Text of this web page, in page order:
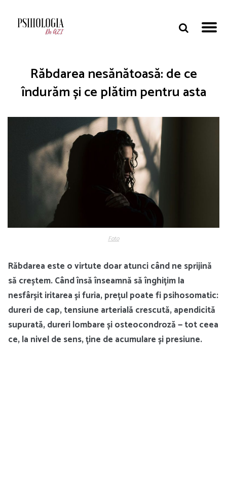
Răbdarea nesănătoasă: de ce
îndurăm și ce plătim pentru asta
Foto
Răbdarea este o virtute doar atunci când ne sprijină
să creștem. Când însă înseamnă să înghițim la
nesfârșit iritarea și furia, prețul poate fi psihosomatic:
dureri de cap, tensiune arterială crescută, apendicită
supurată, dureri lombare și osteocondroză — tot ceea
ce, la nivel de sens, ține de acumulare și presiune.